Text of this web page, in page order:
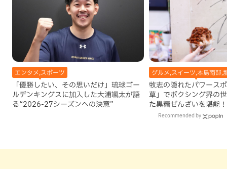
エンタメ,スポーツ
「優勝したい、その思いだけ」琉球ゴー
ルデンキングスに加入した大浦颯太が語
る“2026-27シーズンへの決意”
グルメ,スイーツ,本島南部,
牧志の隠れたパワース
草」でボクシング界の
た黒糖ぜんざいを堪能
手作りケーキも要チェ
Recommended by